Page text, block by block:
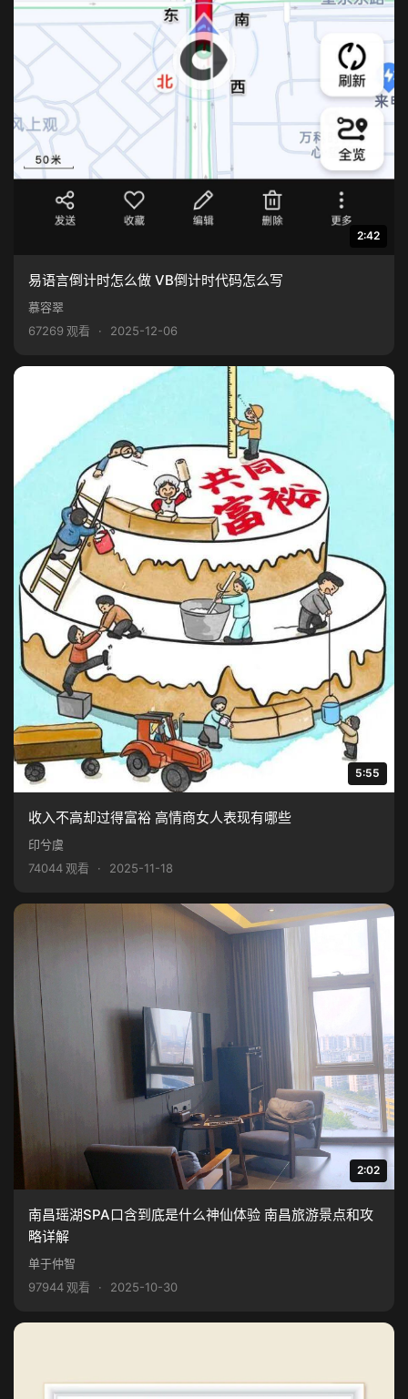
2:42
易语言倒计时怎么做 VB倒计时代码怎么写
慕容翠
67269 观看
· 2025-12-06
5:55
收入不高却过得富裕 高情商女人表现有哪些
印兮虞
74044 观看
· 2025-11-18
2:02
南昌瑶湖SPA口含到底是什么神仙体验 南昌旅游景点和攻
略详解
单于仲智
97944 观看
· 2025-10-30